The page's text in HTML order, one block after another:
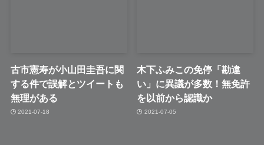
古市憲寿が小山田圭吾に関
する件で誤解とツイートも
無理がある
2021-07-18
木下ふみこの免停「勘違
い」に異議が多数！無免許
を以前から認識か
2021-07-05